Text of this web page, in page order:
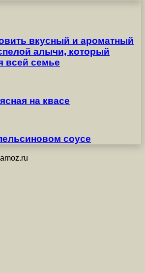
вкусный и ароматный
алычи, который
всей семье
на квасе
соусе